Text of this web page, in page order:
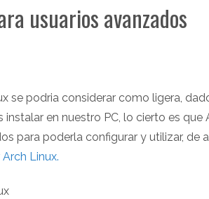
usuarios avanzados
se podria considerar como ligera,
en nuestro PC, lo cierto es que
para poderla configurar y utilizar, de
Linux.